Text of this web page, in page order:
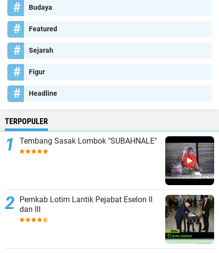
Budaya
Featured
Sejarah
Figur
Headline
TERPOPULER
Tembang Sasak Lombok "SUBAHNALE"
Pemkab Lotim Lantik Pejabat Eselon II
dan III